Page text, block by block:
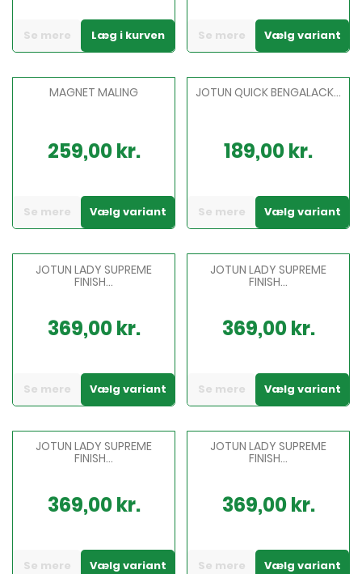
Se mere Læg i kurven Se mere Vælg variant
MAGNET MALING
259,00 kr.
Se mere Vælg variant
JOTUN QUICK BENGALACK...
189,00 kr.
Se mere Vælg variant
JOTUN LADY SUPREME
FINISH...
369,00 kr.
Se mere Vælg variant
JOTUN LADY SUPREME
FINISH...
369,00 kr.
Se mere Vælg variant
JOTUN LADY SUPREME
FINISH...
369,00 kr.
Se mere Vælg variant
JOTUN LADY SUPREME
FINISH...
369,00 kr.
Se mere Vælg variant